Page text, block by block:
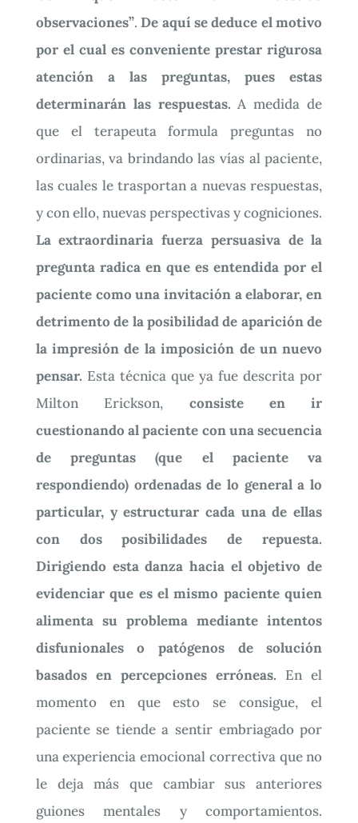
observaciones”. De aquí se deduce el motivo
por el cual es conveniente prestar rigurosa
atención a las preguntas, pues estas
determinarán las respuestas. A medida de
que el terapeuta formula preguntas no
ordinarias, va brindando las vías al paciente,
las cuales le trasportan a nuevas respuestas,
y con ello, nuevas perspectivas y cogniciones.
La extraordinaria fuerza persuasiva de la
pregunta radica en que es entendida por el
paciente como una invitación a elaborar, en
detrimento de la posibilidad de aparición de
la impresión de la imposición de un nuevo
pensar. Esta técnica que ya fue descrita por
Milton Erickson, consiste en ir
cuestionando al paciente con una secuencia
de preguntas (que el paciente va
respondiendo) ordenadas de lo general a lo
particular, y estructurar cada una de ellas
con dos posibilidades de repuesta.
Dirigiendo esta danza hacia el objetivo de
evidenciar que es el mismo paciente quien
alimenta su problema mediante intentos
disfunionales o patógenos de solución
basados en percepciones erróneas. En el
momento en que esto se consigue, el
paciente se tiende a sentir embriagado por
una experiencia emocional correctiva que no
le deja más que cambiar sus anteriores
guiones mentales y comportamientos.